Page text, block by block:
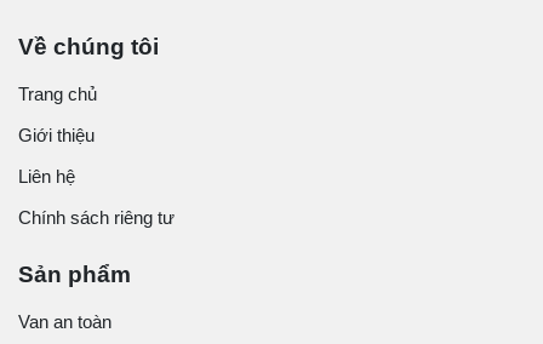
Về chúng tôi
Trang chủ
Giới thiệu
Liên hệ
Chính sách riêng tư
Sản phẩm
Van an toàn